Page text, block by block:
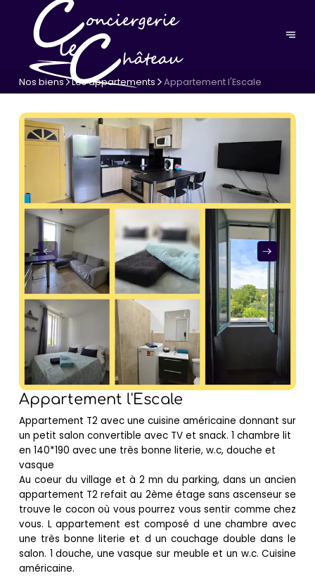
Nos biens Les appartements Appartement l'Escale
Appartement l'Escale
Appartement T2 avec une cuisine américaine donnant sur
un petit salon convertible avec TV et snack. 1 chambre lit
en 140*190 avec une très bonne literie, w.c, douche et
vasque
Au coeur du village et à 2 mn du parking, dans un ancien
appartement T2 refait au 2ème étage sans ascenseur se
trouve le cocon où vous pourrez vous sentir comme chez
vous. L appartement est composé d une chambre avec
une très bonne literie et d un couchage double dans le
salon. 1 douche, une vasque sur meuble et un w.c. Cuisine
américaine.